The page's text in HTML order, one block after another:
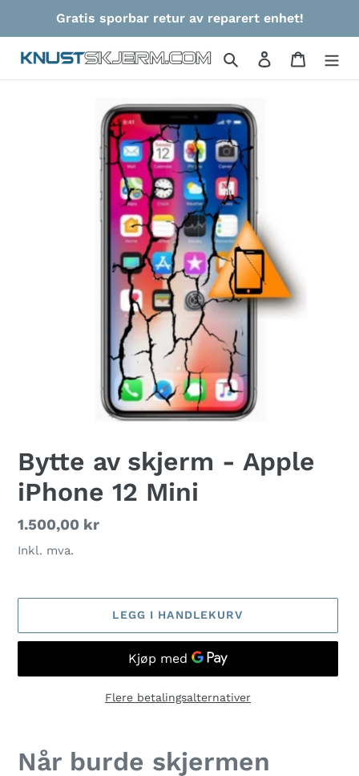
innholdet
Gratis sporbar retur av reparert enhet!
Søk Logg på
Bytte av skjerm - Apple
iPhone 12 Mini
Vanlig
pris
1.500,00 kr
Inkl. mva.
LEGG I HANDLEKURV
Flere betalingsalternativer
produkter
Når burde skjermen